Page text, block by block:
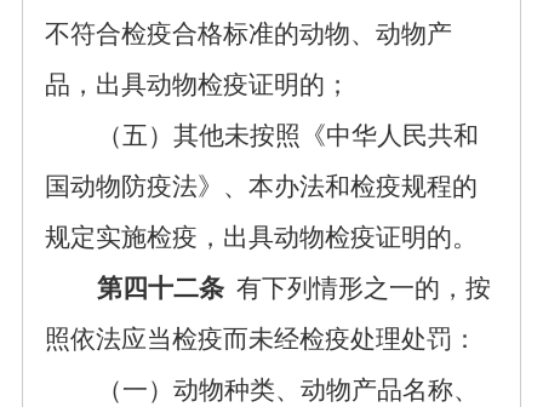
不符合检疫合格标准的动物、动物产
品，出具动物检疫证明的；
（五）其他未按照《中华人民共和
国动物防疫法》、本办法和检疫规程的
规定实施检疫，出具动物检疫证明的。
第四十二条 有下列情形之一的，按
照依法应当检疫而未经检疫处理处罚：
（一）动物种类、动物产品名称、